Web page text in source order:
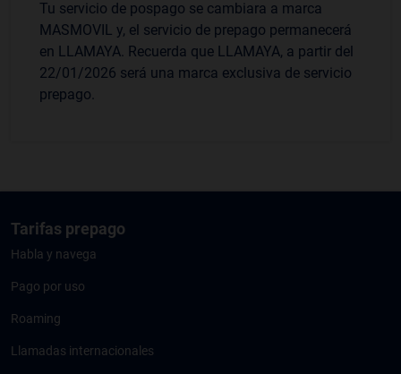
Tu servicio de pospago se cambiara a marca
MASMOVIL y, el servicio de prepago permanecerá
en LLAMAYA. Recuerda que LLAMAYA, a partir del
22/01/2026 será una marca exclusiva de servicio
prepago.
Tarifas prepago
Habla y navega
Pago por uso
Roaming
Llamadas internacionales